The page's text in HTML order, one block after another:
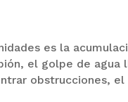
es la
el golpe de agua
obstrucciones, el